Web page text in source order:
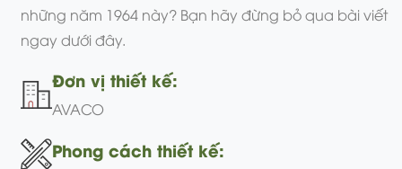
những năm 1964 này? Bạn hãy đừng bỏ qua bài viết
ngay dưới đây.
Đơn vị thiết kế:
AVACO
Phong cách thiết kế: